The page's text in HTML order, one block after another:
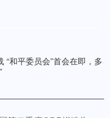
“和平委员会”首会在即，多